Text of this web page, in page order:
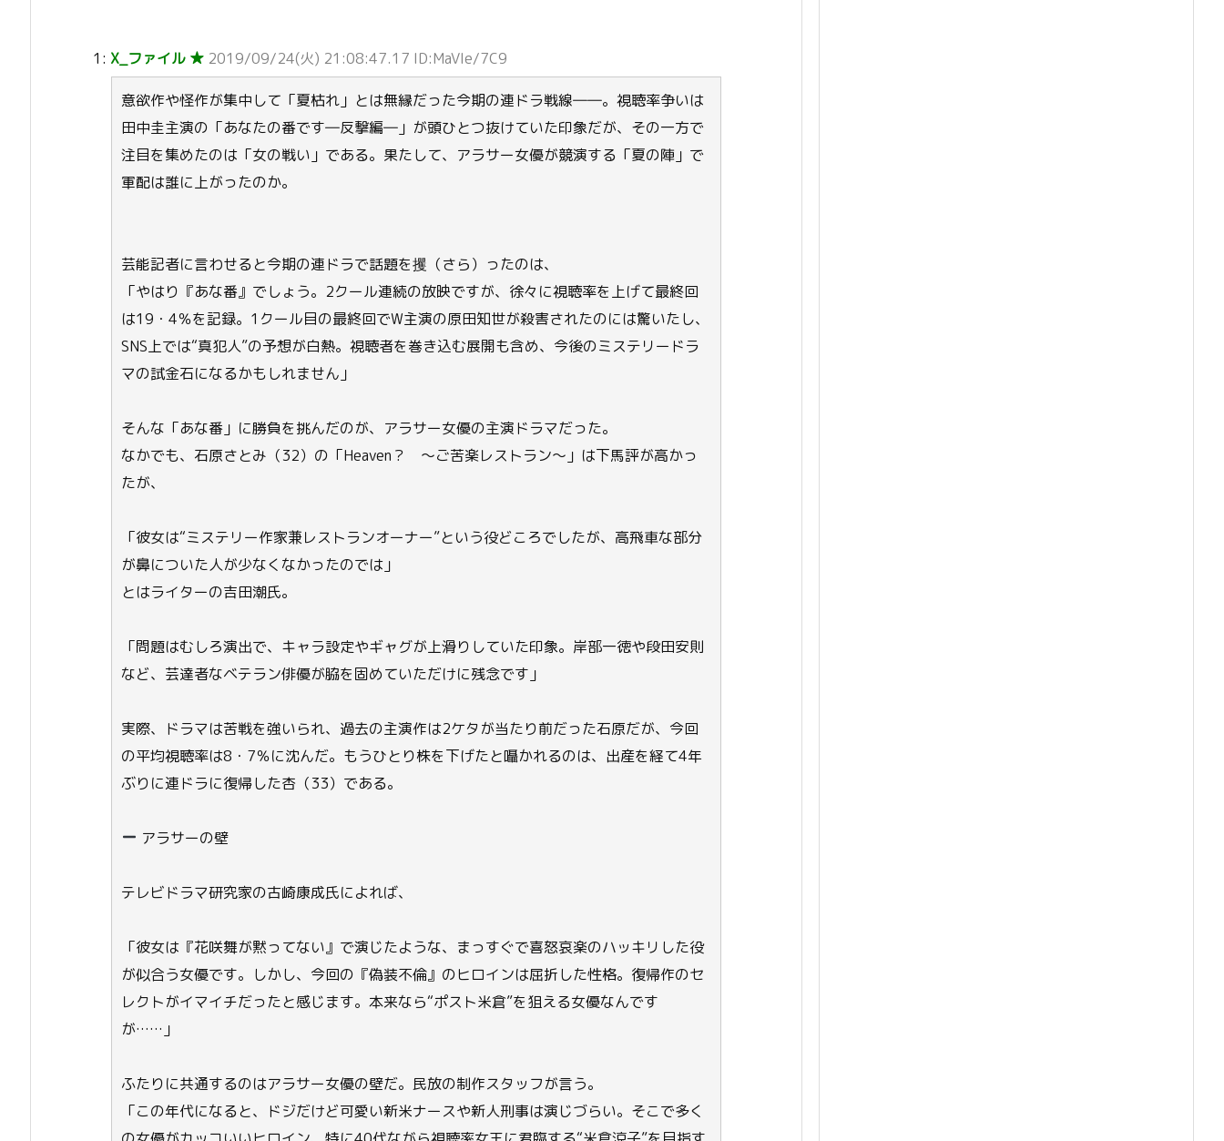
1: X_ファイル ★ 2019/09/24(火) 21:08:47.17 ID:MaVIe/7C9
意欲作や怪作が集中して「夏枯れ」とは無縁だった今期の連ドラ戦線――。視聴率争いは
田中圭主演の「あなたの番です―反撃編―」が頭ひとつ抜けていた印象だが、その一方で
注目を集めたのは「女の戦い」である。果たして、アラサー女優が競演する「夏の陣」で
軍配は誰に上がったのか。
芸能記者に言わせると今期の連ドラで話題を攫（さら）ったのは、
「やはり『あな番』でしょう。2クール連続の放映ですが、徐々に視聴率を上げて最終回
は19・4％を記録。1クール目の最終回でW主演の原田知世が殺害されたのには驚いたし、
SNS上では“真犯人”の予想が白熱。視聴者を巻き込む展開も含め、今後のミステリードラ
マの試金石になるかもしれません」
そんな「あな番」に勝負を挑んだのが、アラサー女優の主演ドラマだった。
なかでも、石原さとみ（32）の「Heaven？ ～ご苦楽レストラン～」は下馬評が高かっ
たが、
「彼女は“ミステリー作家兼レストランオーナー”という役どころでしたが、高飛車な部分
が鼻についた人が少なくなかったのでは」
とはライターの吉田潮氏。
「問題はむしろ演出で、キャラ設定やギャグが上滑りしていた印象。岸部一徳や段田安則
など、芸達者なベテラン俳優が脇を固めていただけに残念です」
実際、ドラマは苦戦を強いられ、過去の主演作は2ケタが当たり前だった石原だが、今回
の平均視聴率は8・7％に沈んだ。もうひとり株を下げたと囁かれるのは、出産を経て4年
ぶりに連ドラに復帰した杏（33）である。
アラサーの壁
テレビドラマ研究家の古崎康成氏によれば、
「彼女は『花咲舞が黙ってない』で演じたような、まっすぐで喜怒哀楽のハッキリした役
が似合う女優です。しかし、今回の『偽装不倫』のヒロインは屈折した性格。復帰作のセ
レクトがイマイチだったと感じます。本来なら“ポスト米倉”を狙える女優なんです
が……」
ふたりに共通するのはアラサー女優の壁だ。民放の制作スタッフが言う。
「この年代になると、ドジだけど可愛い新米ナースや新人刑事は演じづらい。そこで多く